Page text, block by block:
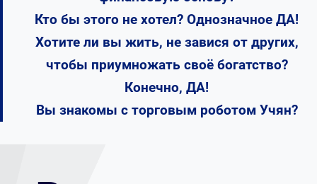
Кто бы этого не хотел? Однозначное ДА!
Хотите ли вы жить, не завися от других,
чтобы приумножать своё богатство?
Конечно, ДА!
Вы знакомы с торговым роботом Учян?